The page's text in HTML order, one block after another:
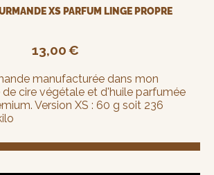
XS PARFUM LINGE PROPRE
13,00€
manufacturée dans mon
de cire végétale et d'huile parfumée
Version XS : 60 g soit 236